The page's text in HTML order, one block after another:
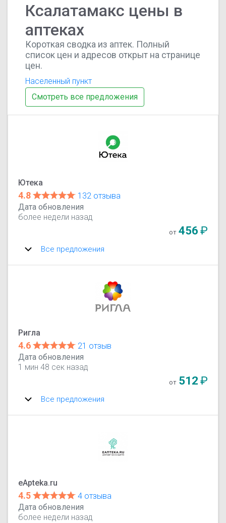
Ксалатамакс цены в
аптеках
Короткая сводка из аптек. Полный
список цен и адресов открыт на странице
цен.
Населенный пункт
Смотреть все предложения
Ютека
4.8
132 отзыва
Дата обновления
более недели назад
от 456₽
Все предложения
Ригла
4.6
21 отзыв
Дата обновления
1 мин 48 сек назад
от 512₽
Все предложения
eApteka.ru
4.5
4 отзыва
Дата обновления
более недели назад